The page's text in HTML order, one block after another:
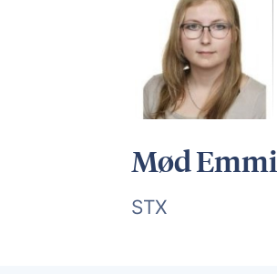
Hjælp til ordblinde
Mød Emmi
STX